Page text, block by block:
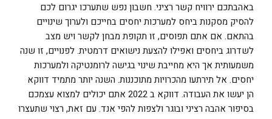
באהבתכם ירוויח קשר רציני. חשבון נפש שתערכו יגרום לכם
להסיק מסקנות ביחס למערכות יחסים בחייכם ולערוך שינויים
בהתאם. אם אתם תפוסים, זו תקופת מבחן לקשר ויש מצב
לשדרוג ביחסים ואפילו להצעת נישואים דרמטית. לפנויים, זו שנה
משמעותית אך היא מחייבת שינוי בגישה לרומנטיקה ולמערכות
יחסים. אל תירתעו מהכרויות מתוכננות. השנה יותר מתמיד דווקא
הן יעשו את העבודה. דווקא ב 2022 אתם יכולים למצוא עצמכם
בסיפור אהבה רציני ובוגר ולצפות להפי אנד. עם זאת, רצוי שתעצרו